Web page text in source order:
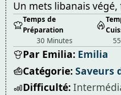
Un mets libanais
Temps de
Préparation
30 Minutes
Par Emilia: Emilia
Catégorie:Saveurs
Difficulté: